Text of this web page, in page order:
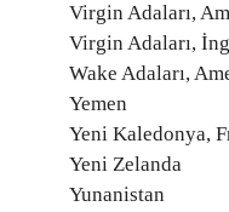
Virgin Adaları,
Virgin Adaları,
Wake Adaları,
Yemen
Yeni Kaledonya,
Yeni Zelanda
Yunanistan